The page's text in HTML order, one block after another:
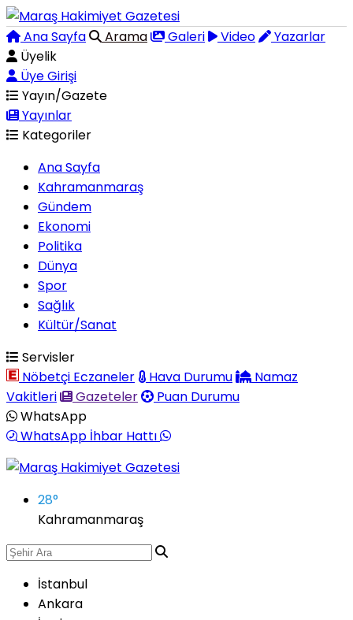
Ana Sayfa Arama Galeri Video
Yazarlar
Üyelik
Üye Girişi
Yayın/Gazete
Yayınlar
Kategoriler
Ana Sayfa
Kahramanmaraş
Gündem
Ekonomi
Politika
Dünya
Spor
Sağlık
Kültür/Sanat
Servisler
Nöbetçi Eczaneler
Hava Durumu
Namaz
Vakitleri
Gazeteler
Puan Durumu
WhatsApp
WhatsApp İhbar Hattı
28°
Kahramanmaraş
İstanbul
Ankara